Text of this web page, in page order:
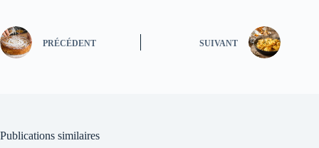
PRÉCÉDENT SUIVANT
Publications similaires